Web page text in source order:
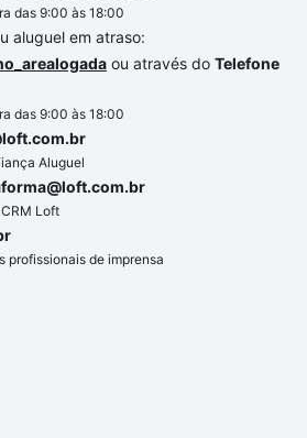
das 9:00 às 18:00
aluguel em atraso:
ou através do Telefone
das 9:00 às 18:00
Aluguel
Loft
profissionais de imprensa